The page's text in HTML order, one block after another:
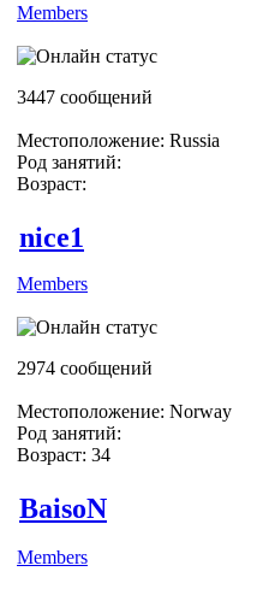
Members
3447 сообщений
Местоположение: Russia
Род занятий:
Возраст:
nice1
Members
2974 сообщений
Местоположение: Norway
Род занятий:
Возраст: 34
BaisoN
Members